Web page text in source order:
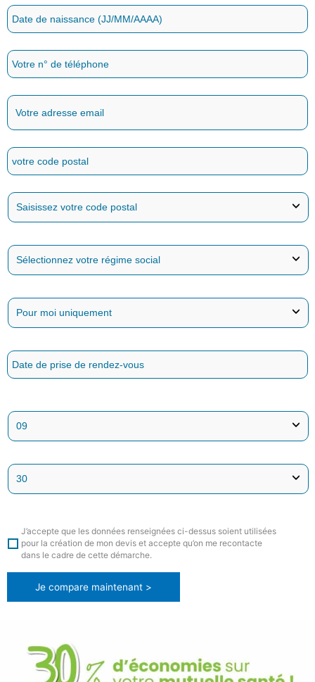
J’accepte que les données renseignées ci-dessus soient utilisées
pour la création de mon devis et accepte qu’on me recontacte
dans le cadre de cette démarche.
Je compare maintenant >